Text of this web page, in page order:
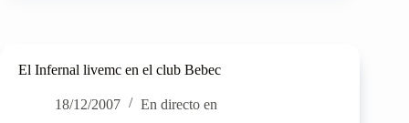
El Infernal livemc en el club Bebec
18/12/2007 En directo en